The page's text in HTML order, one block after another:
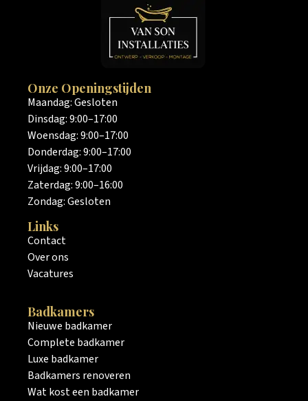
Onze Openingstijden
Maandag: Gesloten
Dinsdag: 9:00–17:00
Woensdag: 9:00–17:00
Donderdag: 9:00–17:00
Vrijdag: 9:00–17:00
Zaterdag: 9:00–16:00
Zondag: Gesloten
Links
Contact
Over ons
Vacatures
Badkamers
Nieuwe badkamer
Complete badkamer
Luxe badkamer
Badkamers renoveren
Wat kost een badkamer